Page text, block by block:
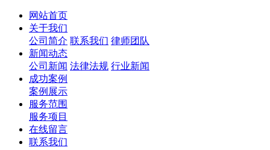
网站首页
关于我们
公司简介 联系我们 律师团队
新闻动态
公司新闻 法律法规 行业新闻
成功案例
案例展示
服务范围
服务项目
在线留言
联系我们